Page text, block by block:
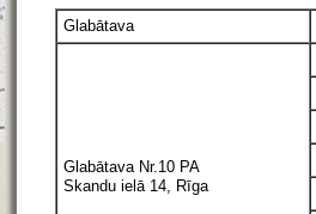
Glabātava
Glabātava Nr.10 PA
Skandu ielā 14, Rīga